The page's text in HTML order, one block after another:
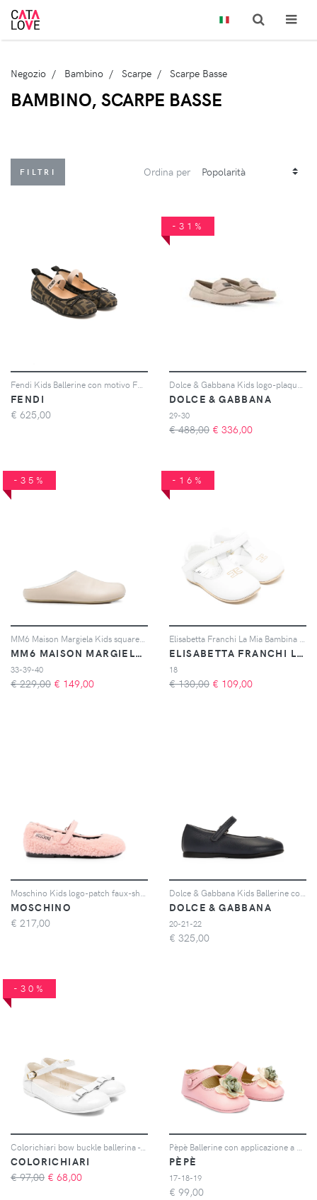
Negozio Bambino Scarpe Scarpe Basse
BAMBINO, SCARPE BASSE
FILTRI Ordina per
Fendi Kids Ballerine con motivo FF - Marrone
FENDI
€ 625,00
-31%
Dolce & Gabbana Kids logo-plaque leather loafers - Toni neutri
DOLCE & GABBANA
29-30
€ 488,00 € 336,00
-35%
MM6 Maison Margiela Kids square-toe mules - Toni neutri
MM6 MAISON MARGIELA KIDS
33-39-40
€ 229,00 € 149,00
-16%
Elisabetta Franchi La Mia Bambina leather ballerinas - Bianco
ELISABETTA FRANCHI LA MIA BAMBINA
18
€ 130,00 € 109,00
Moschino Kids logo-patch faux-shearling ballet flats - Rosa
MOSCHINO
€ 217,00
Dolce & Gabbana Kids Ballerine con nappa - Blu
DOLCE & GABBANA
20-21-22
€ 325,00
-30%
Colorichiari bow buckle ballerina - Bianco
COLORICHIARI
€ 97,00 € 68,00
Pèpè Ballerine con applicazione a fiori - Rosa
PÈPÈ
17-18-19
€ 99,00